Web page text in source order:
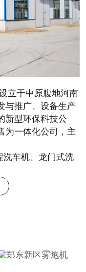
立于中原腹地河南
与推广、设备生产
新型环保科技公
为一体化公司，主
洗车机、龙门式洗